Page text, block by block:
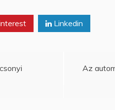
Linkedin
Az